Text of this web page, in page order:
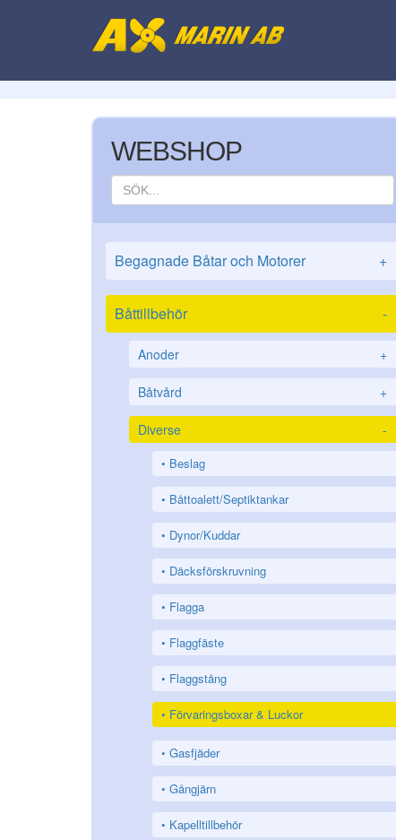
WEBSHOP
Begagnade Båtar och Motorer +
Båttillbehör -
Anoder +
Båtvård +
Diverse -
Beslag
Båttoalett/Septiktankar
Dynor/Kuddar
Däcksförskruvning
Flagga
Flaggfäste
Flaggstång
Förvaringsboxar & Luckor
Gasfjäder
Gångjärn
Kapelltillbehör